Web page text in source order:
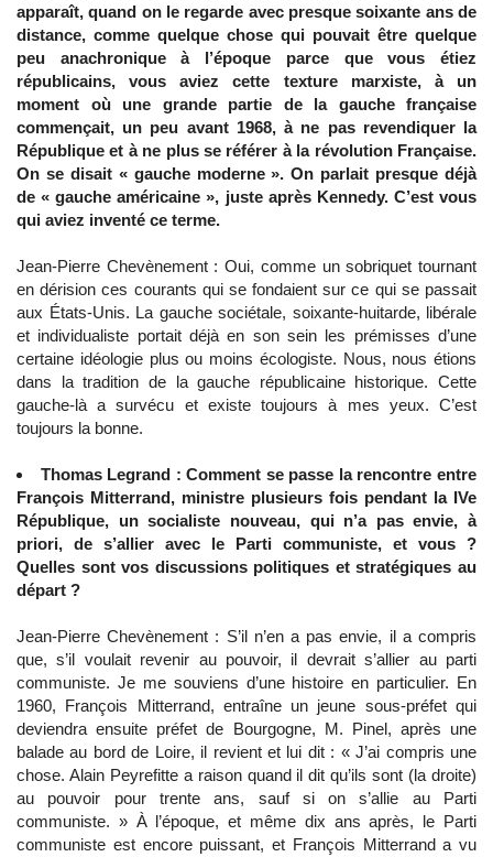
apparaît, quand on le regarde avec presque soixante ans de
distance, comme quelque chose qui pouvait être quelque
peu anachronique à l’époque parce que vous étiez
républicains, vous aviez cette texture marxiste, à un
moment où une grande partie de la gauche française
commençait, un peu avant 1968, à ne pas revendiquer la
République et à ne plus se référer à la révolution Française.
On se disait « gauche moderne ». On parlait presque déjà
de « gauche américaine », juste après Kennedy. C’est vous
qui aviez inventé ce terme.
Jean-Pierre Chevènement : Oui, comme un sobriquet tournant
en dérision ces courants qui se fondaient sur ce qui se passait
aux États-Unis. La gauche sociétale, soixante-huitarde, libérale
et individualiste portait déjà en son sein les prémisses d’une
certaine idéologie plus ou moins écologiste. Nous, nous étions
dans la tradition de la gauche républicaine historique. Cette
gauche-là a survécu et existe toujours à mes yeux. C’est
toujours la bonne.
Thomas Legrand : Comment se passe la rencontre entre
François Mitterrand, ministre plusieurs fois pendant la IVe
République, un socialiste nouveau, qui n’a pas envie, à
priori, de s’allier avec le Parti communiste, et vous ?
Quelles sont vos discussions politiques et stratégiques au
départ ?
Jean-Pierre Chevènement : S’il n’en a pas envie, il a compris
que, s’il voulait revenir au pouvoir, il devrait s’allier au parti
communiste. Je me souviens d’une histoire en particulier. En
1960, François Mitterrand, entraîne un jeune sous-préfet qui
deviendra ensuite préfet de Bourgogne, M. Pinel, après une
balade au bord de Loire, il revient et lui dit : « J’ai compris une
chose. Alain Peyrefitte a raison quand il dit qu’ils sont (la droite)
au pouvoir pour trente ans, sauf si on s’allie au Parti
communiste. » À l’époque, et même dix ans après, le Parti
communiste est encore puissant, et François Mitterrand a vu